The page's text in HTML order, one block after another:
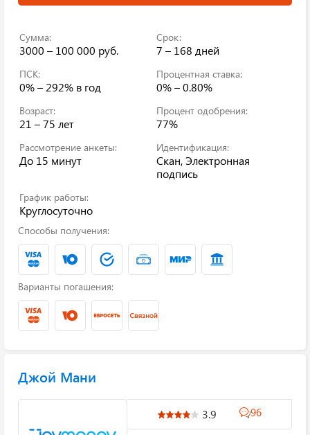
Сумма:
3000 – 100 000 руб.
Срок:
7 – 168 дней
ПСК:
0% – 292% в год
Процентная ставка:
0% – 0.80%
Возраст:
21 – 75 лет
Процент одобрения:
77%
Рассмотрение анкеты:
До 15 минут
Идентификация:
Скан, Электронная
подпись
График работы:
Круглосуточно
Способы получения:
Варианты погашения:
Джой Мани
3.9 96